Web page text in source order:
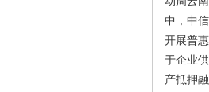
中，中
开展普
于企业
产抵押